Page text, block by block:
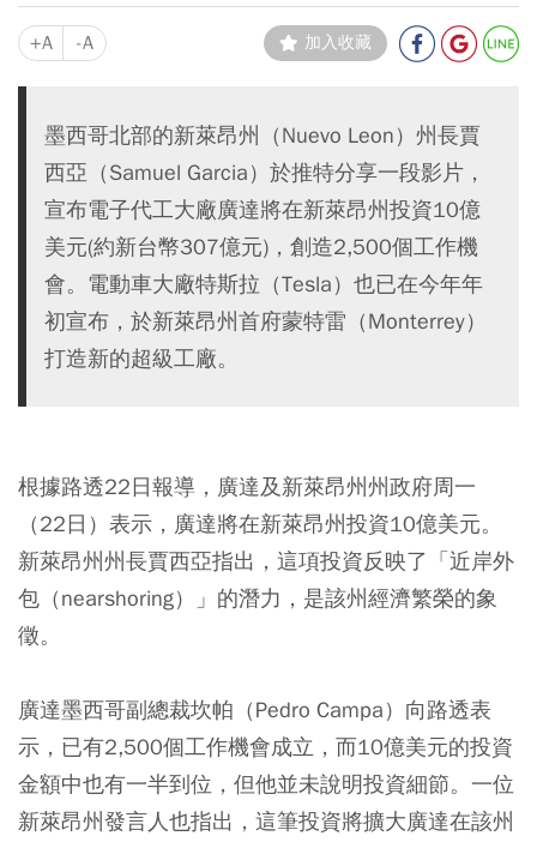
+A -A 加入收藏
墨西哥北部的新萊昂州（Nuevo Leon）州長賈
西亞（Samuel Garcia）於推特分享一段影片，
宣布電子代工大廠廣達將在新萊昂州投資10億
美元(約新台幣307億元)，創造2,500個工作機
會。電動車大廠特斯拉（Tesla）也已在今年年
初宣布，於新萊昂州首府蒙特雷（Monterrey）
打造新的超級工廠。
根據路透22日報導，廣達及新萊昂州州政府周一
（22日）表示，廣達將在新萊昂州投資10億美元。
新萊昂州州長賈西亞指出，這項投資反映了「近岸外
包（nearshoring）」的潛力，是該州經濟繁榮的象
徵。
廣達墨西哥副總裁坎帕（Pedro Campa）向路透表
示，已有2,500個工作機會成立，而10億美元的投資
金額中也有一半到位，但他並未說明投資細節。一位
新萊昂州發言人也指出，這筆投資將擴大廣達在該州